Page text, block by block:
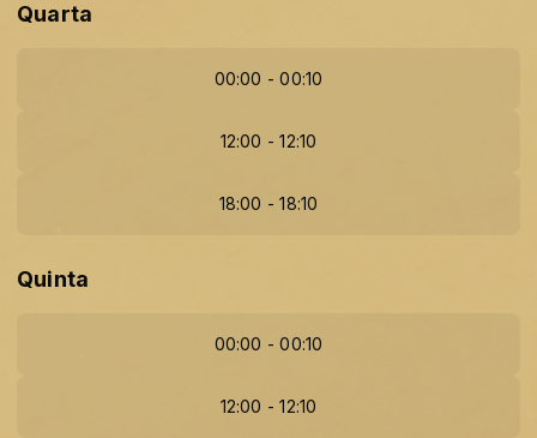
Quarta
00:00 - 00:10
12:00 - 12:10
18:00 - 18:10
Quinta
00:00 - 00:10
12:00 - 12:10